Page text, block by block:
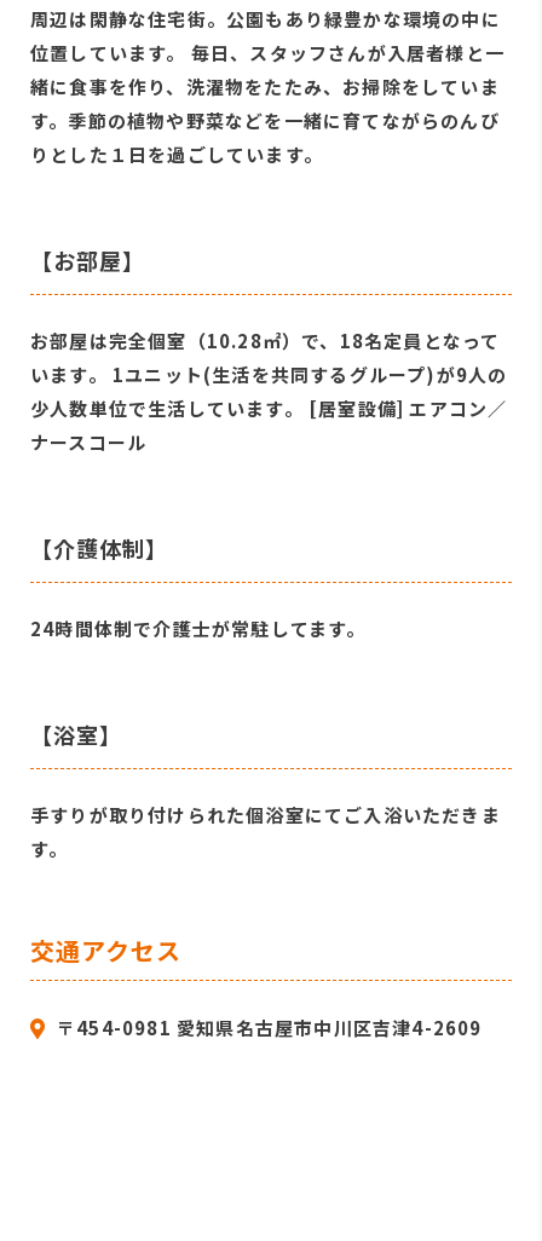
周辺は閑静な住宅街。公園もあり緑豊かな環境の中に
位置しています。 毎日、スタッフさんが入居者様と一
緒に食事を作り、洗濯物をたたみ、お掃除をしていま
す。季節の植物や野菜などを一緒に育てながらのんび
りとした１日を過ごしています。
【お部屋】
お部屋は完全個室（10.28㎡）で、18名定員となって
います。 1ユニット(生活を共同するグループ)が9人の
少人数単位で生活しています。 [居室設備] エアコン／
ナースコール
【介護体制】
24時間体制で介護士が常駐してます。
【浴室】
手すりが取り付けられた個浴室にてご入浴いただきま
す。
交通アクセス
〒454-0981 愛知県名古屋市中川区吉津4-2609